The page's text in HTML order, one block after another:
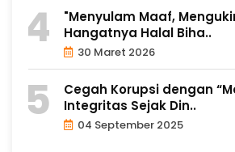
"Menyulam Maaf,
Hangatnya Halal Biha..
30 Maret 2026
Cegah Korupsi dengan “Membangun
Integritas Sejak Din..
04 September 2025